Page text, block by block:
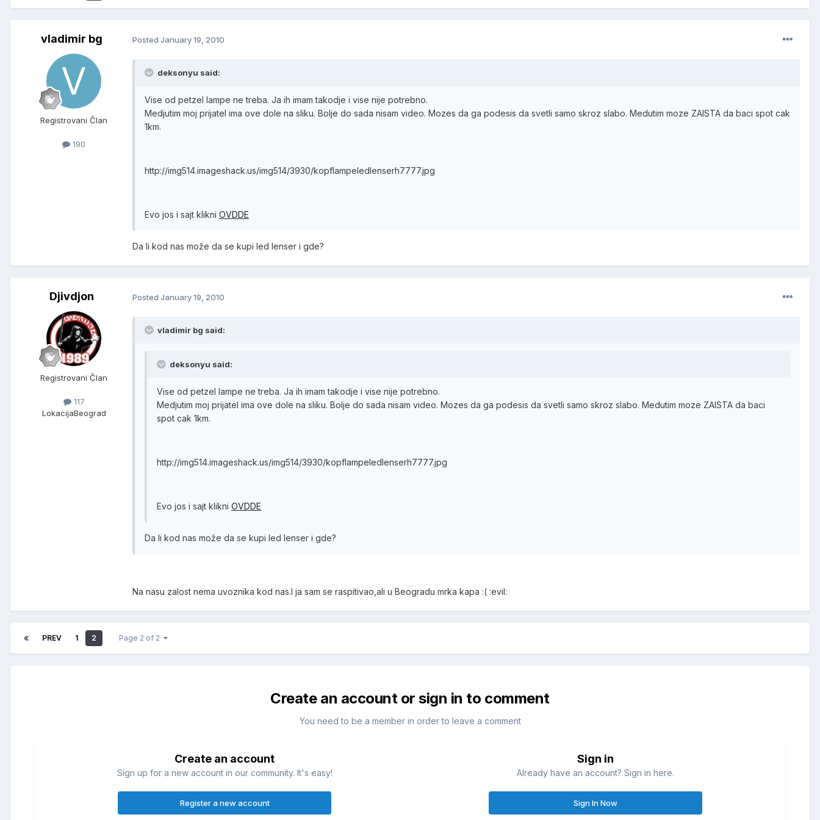
vladimir bg
Registrovani Član
190
Posted January 19, 2010
deksonyu said:
Vise od petzel lampe ne treba. Ja ih imam takodje i vise nije potrebno.
Medjutim moj prijatel ima ove dole na sliku. Bolje do sada nisam video. Mozes da ga podesis da svetli samo skroz slabo. Medutim moze ZAISTA da baci spot cak
1km.
http://img514.imageshack.us/img514/3930/kopflampeledlenserh7777.jpg
Evo jos i sajt klikni OVDDE
Da li kod nas može da se kupi led lenser i gde?
Djivdjon
Registrovani Član
117
LokacijaBeograd
Posted January 19, 2010
vladimir bg said:
deksonyu said:
Vise od petzel lampe ne treba. Ja ih imam takodje i vise nije potrebno.
Medjutim moj prijatel ima ove dole na sliku. Bolje do sada nisam video. Mozes da ga podesis da svetli samo skroz slabo. Medutim moze ZAISTA da baci
spot cak 1km.
http://img514.imageshack.us/img514/3930/kopflampeledlenserh7777.jpg
Evo jos i sajt klikni OVDDE
Da li kod nas može da se kupi led lenser i gde?
Na nasu zalost nema uvoznika kod nas.I ja sam se raspitivao,ali u Beogradu mrka kapa :( :evil:
PREV 1 2 Page 2 of 2
Create an account or sign in to comment
You need to be a member in order to leave a comment
Create an account
Sign up for a new account in our community. It's easy!
Register a new account
Sign in
Already have an account? Sign in here.
Sign In Now